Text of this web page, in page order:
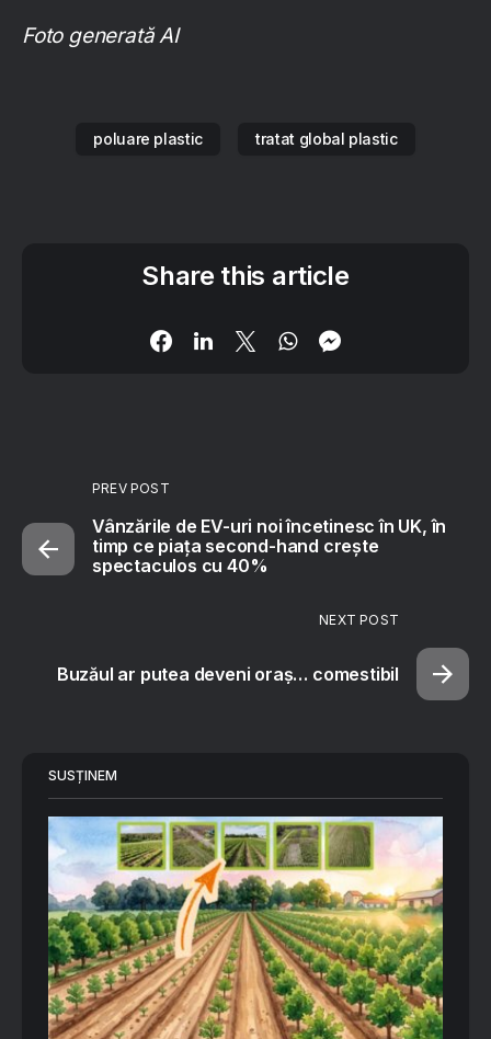
Foto generată AI
poluare plastic tratat global plastic
Share this article
PREV POST
Vânzările de EV-uri noi încetinesc în UK, în
timp ce piața second-hand crește
spectaculos cu 40%
NEXT POST
Buzăul ar putea deveni oraș… comestibil
SUSȚINEM